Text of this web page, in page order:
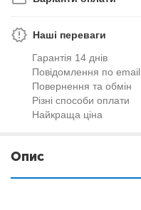
Наші переваги
Гарантія 14 днів
Повідомлення по email
Повернення та обмін
Різні способи оплати
Найкраща ціна
Опис